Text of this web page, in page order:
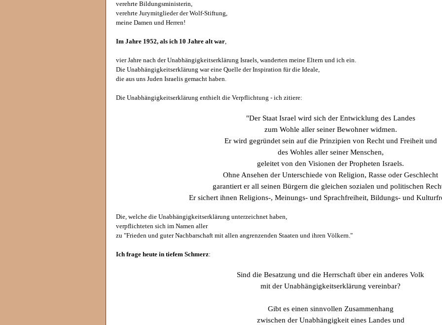
verehrte Bildungsministerin,
verehrte Jurymitglieder der Wolf-Stiftung,
meine Damen und Herren!
Im Jahre 1952, als ich 10 Jahre alt war,
vier Jahre nach der Unabhängigkeitserklärung Israels, wanderten meine Eltern und ich ein.
Die Unabhängigkeitserklärung war eine Quelle der Inspiration für die Ideale,
die aus uns Juden Israelis gemacht haben.
Die Unabhängigkeitserklärung enthielt die Verpflichtung - ich zitiere:
"Der Staat Israel wird sich der Entwicklung des Landes
zum Wohle aller seiner Bewohner widmen.
Er wird gegründet sein auf die Prinzipien von Recht und Freiheit und
des Wohles aller seiner Menschen,
geleitet von den Visionen der Propheten Israels.
Ohne Ansehen der Unterschiede von Religion, Rasse oder Geschlecht
garantiert er all seinen Bürgern die gleichen sozialen und politischen
Er sichert ihnen Religions-, Meinungs- und Sprachfreiheit, Bildungs- und
Die, welche die Unabhängigkeitserklärung unterzeichnet haben,
verpflichteten sich im Namen aller
zu "Frieden und guter Nachbarschaft mit allen angrenzenden Staaten und ihren Völkern."
Ich frage heute in tiefem Schmerz:
Sind die Besatzung und die Herrschaft über ein anderes Volk
mit der Unabhängigkeitserklärung vereinbar?
Gibt es einen sinnvollen Zusammenhang
zwischen der Unabhängigkeit eines Landes und